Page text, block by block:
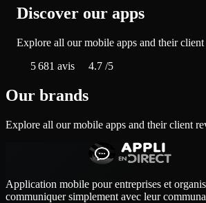
Discover our apps
Explore all our mobile apps and their
5 681 avis 4.7 /5
Our brands
Explore all our mobile apps and their client
Application mobile pour entreprises et
communiquer simplement avec leur